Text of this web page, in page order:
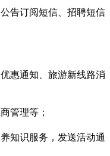
告订阅短信、招聘短信
惠通知、旅游新线路消
管理等；
知识服务，发送活动通